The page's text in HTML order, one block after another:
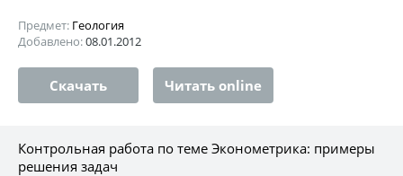
Предмет: Геология
Добавлено:08.01.2012
Скачать Читать online
Контрольная работа по теме Эконометрика: примеры
решения задач